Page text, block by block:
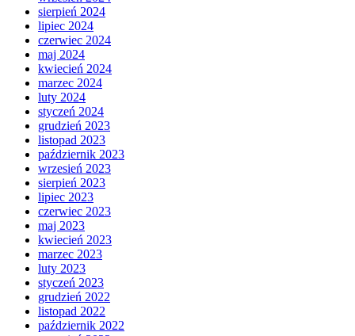
sierpień 2024
lipiec 2024
czerwiec 2024
maj 2024
kwiecień 2024
marzec 2024
luty 2024
styczeń 2024
grudzień 2023
listopad 2023
październik 2023
wrzesień 2023
sierpień 2023
lipiec 2023
czerwiec 2023
maj 2023
kwiecień 2023
marzec 2023
luty 2023
styczeń 2023
grudzień 2022
listopad 2022
październik 2022